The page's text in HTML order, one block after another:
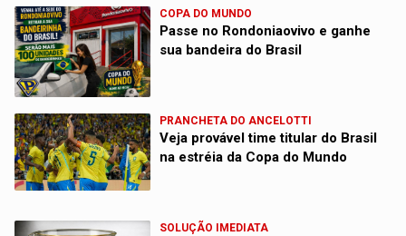
COPA DO MUNDO
Passe no Rondoniaovivo e ganhe
sua bandeira do Brasil
PRANCHETA DO ANCELOTTI
Veja provável time titular do Brasil
na estréia da Copa do Mundo
SOLUÇÃO IMEDIATA